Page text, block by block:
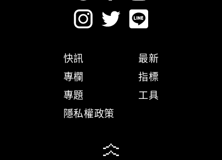
快訊
專欄
專題
隱私權政策
最新
指標
工具